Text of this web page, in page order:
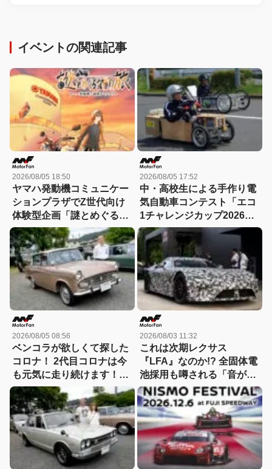
イベントの関連記事
2026/08/05 18:50
ヤマハ発動機コミュニケー
ションプラザでZ世代向け
体験型企画「謎とめぐる記
憶の旅」が実施中！
2026/08/05 17:52
中・高校生による手作り電
気自動車コンテスト「エコ
1チャレンジカップ2026」
が8月22日に開催！
2026/08/05 08:56
ベンコラが欲しくて探した
コロナ！ 2代目コロナは今
も元気に走り続けます！
【花見の里で感謝の集いや
ります！】
2026/08/03 11:32
これは次期レクサス
『LFA』なのか!? 全固体電
池採用も噂される「音がし
ない」謎の次世代スーパー
カーの正体を探る! 【現地
写真付き】